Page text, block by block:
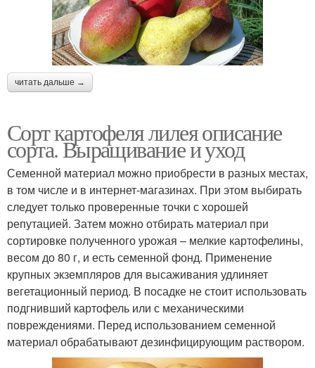
читать дальше →
Сорт картофеля лилея описание
сорта. Выращивание и уход
Семенной материал можно приобрести в разных местах,
в том числе и в интернет-магазинах. При этом выбирать
следует только проверенные точки с хорошей
репутацией. Затем можно отбирать материал при
сортировке полученного урожая – мелкие картофелины,
весом до 80 г, и есть семенной фонд. Применение
крупных экземпляров для высаживания удлиняет
вегетационный период. В посадке не стоит использовать
подгнивший картофель или с механическими
повреждениями. Перед использованием семенной
материал обрабатывают дезинфицирующим раствором.